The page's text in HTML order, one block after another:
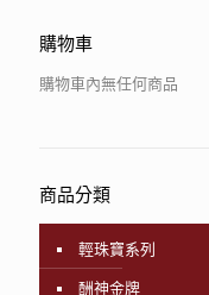
購物車
購物車內無任何商品
商品分類
輕珠寶系列
酬神金牌